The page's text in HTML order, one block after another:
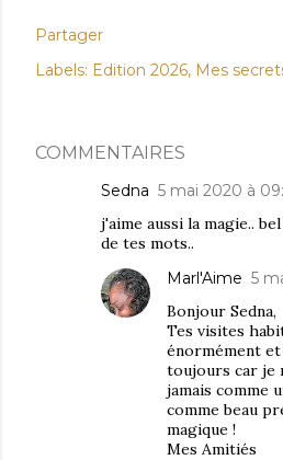
Partager
Labels: Edition 2026 Mes
COMMENTAIRES
Sedna 5 mai 2020 à
j'aime aussi la magie..
de tes mots..
Marl'Aime 5
Bonjour Sedna,
Tes visites
énormément
toujours car je
jamais comme
comme beau
magique !
Mes Amitiés